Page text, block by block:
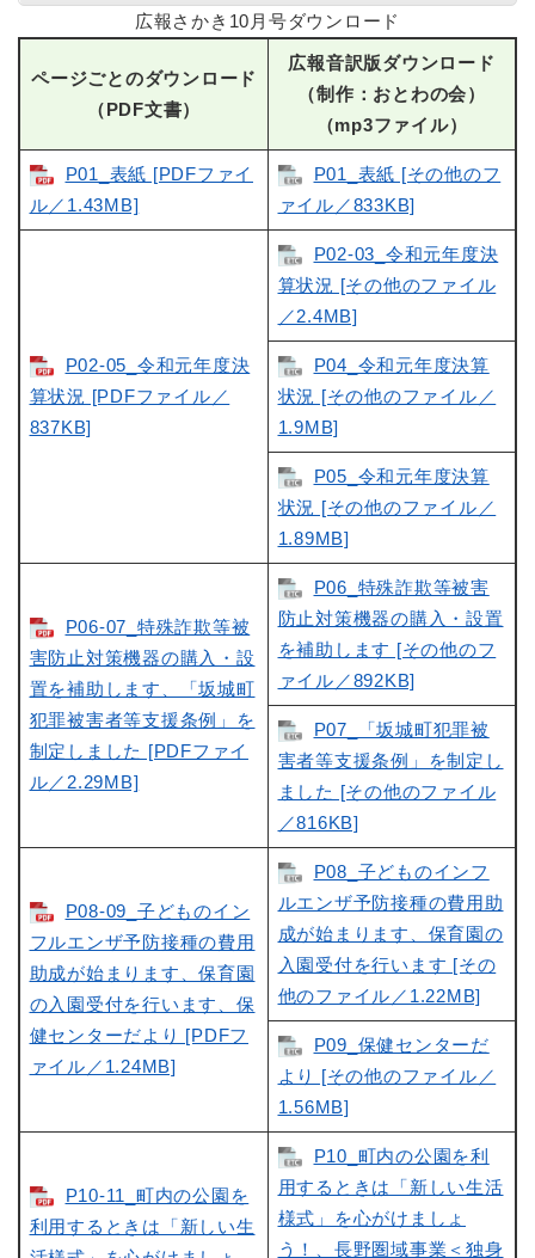
広報さかき10月号ダウンロード
ページごとのダウンロード
（PDF文書）
広報音訳版ダウンロード
（制作：おとわの会）
（mp3ファイル）
P01_表紙 [PDFファイ
ル／1.43MB]
P01_表紙 [その他のフ
ァイル／833KB]
P02-05_令和元年度決
算状況 [PDFファイル／
837KB]
P02-03_令和元年度決
算状況 [その他のファイル
／2.4MB]
P04_令和元年度決算
状況 [その他のファイル／
1.9MB]
P05_令和元年度決算
状況 [その他のファイル／
1.89MB]
P06-07_特殊詐欺等被
害防止対策機器の購入・設
置を補助します、「坂城町
犯罪被害者等支援条例」を
制定しました [PDFファイ
ル／2.29MB]
P06_特殊詐欺等被害
防止対策機器の購入・設置
を補助します [その他のフ
ァイル／892KB]
P07_「坂城町犯罪被
害者等支援条例」を制定し
ました [その他のファイル
／816KB]
P08-09_子どものイン
フルエンザ予防接種の費用
助成が始まります、保育園
の入園受付を行います、保
健センターだより [PDFフ
ァイル／1.24MB]
P08_子どものインフ
ルエンザ予防接種の費用助
成が始まります、保育園の
入園受付を行います [その
他のファイル／1.22MB]
P09_保健センターだ
より [その他のファイル／
1.56MB]
P10-11_町内の公園を
利用するときは「新しい生
P10_町内の公園を利
用するときは「新しい生活
様式」を心がけましょ
う！、長野圏域事業＜独身